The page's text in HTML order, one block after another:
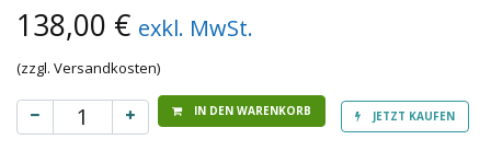
138,00 € exkl. MwSt.
(zzgl. Versandkosten)
IN DEN WARENKORB JETZT KAUFEN